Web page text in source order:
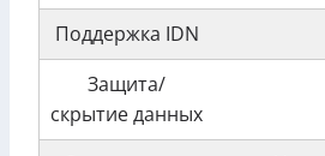
Поддержка IDN
Защита/
скрытие данных